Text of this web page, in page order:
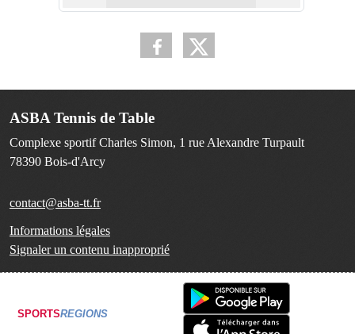
ASBA Tennis de Table
Complexe sportif Charles Simon, 1 rue Alexandre Turpault
78390 Bois-d'Arcy
contact@asba-tt.fr
Informations légales
Signaler un contenu inapproprié
SPORTSREGIONS